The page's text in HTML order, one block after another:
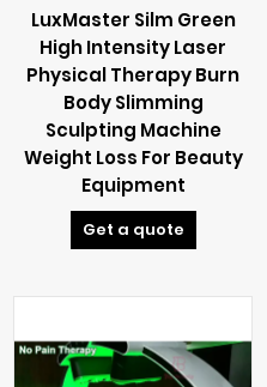
LuxMaster Silm Green
High Intensity Laser
Physical Therapy Burn
Body Slimming
Sculpting Machine
Weight Loss For Beauty
Equipment
Get a quote